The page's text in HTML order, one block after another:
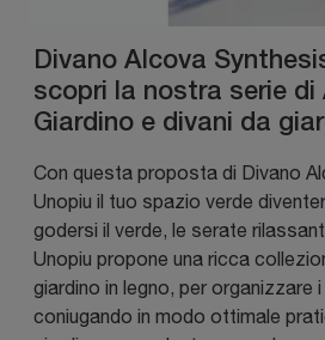
Divano Alcova
scopri la nostra serie di
Giardino e divani da
Con questa proposta di Divano
Unopiu il tuo spazio verde
godersi il verde, le serate
Unopiu propone una ricca
giardino in legno, per organizzare
coniugando in modo ottimale